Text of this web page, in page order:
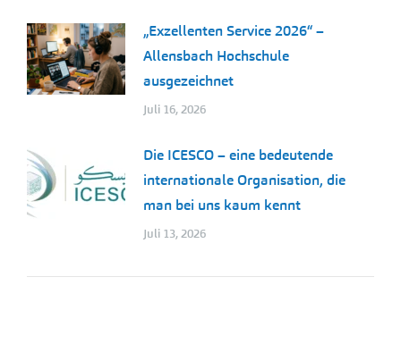
„Exzellenten Service 2026“ –
Allensbach Hochschule
ausgezeichnet
Juli 16, 2026
Die ICESCO – eine bedeutende
internationale Organisation, die
man bei uns kaum kennt
Juli 13, 2026